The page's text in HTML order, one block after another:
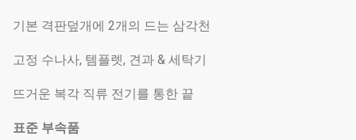
기본 격판덮개에 2개의 드는 삼각천
고정 수나사, 템플렛, 견과 & 세탁기
뜨거운 복각 직류 전기를 통한 끝
표준 부속품